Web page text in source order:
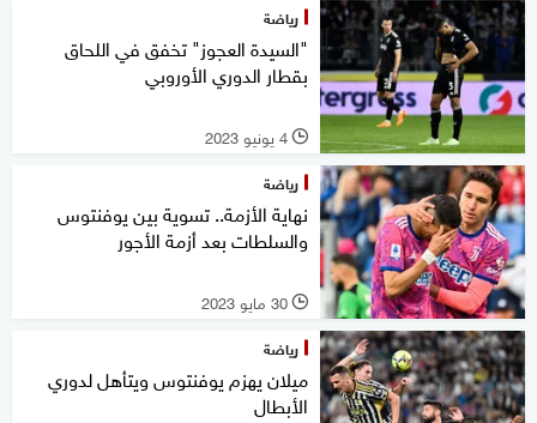
رياضة
"السيدة العجوز" تخفق في اللحاق
بقطار الدوري الأوروبي
l 4 يونيو 2023
رياضة
نهاية الأزمة.. تسوية بين يوفنتوس
والسلطات بعد أزمة الأجور
l 30 مايو 2023
رياضة
ميلان يهزم يوفنتوس ويتأهل لدوري
الأبطال